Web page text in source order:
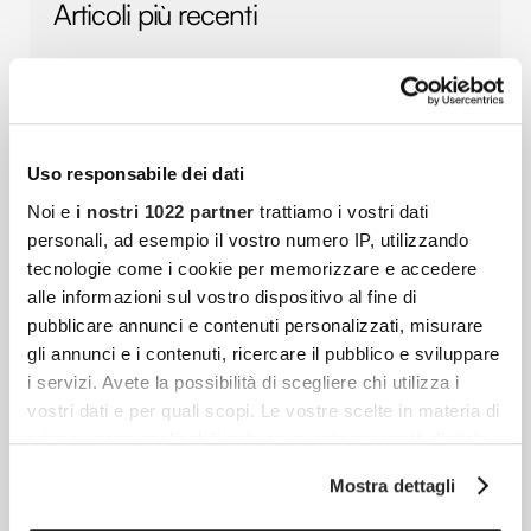
Uso responsabile dei dati
Noi e i nostri 1022 partner trattiamo i vostri dati
personali, ad esempio il vostro numero IP, utilizzando
tecnologie come i cookie per memorizzare e accedere
alle informazioni sul vostro dispositivo al fine di
pubblicare annunci e contenuti personalizzati, misurare
gli annunci e i contenuti, ricercare il pubblico e sviluppare
i servizi. Avete la possibilità di scegliere chi utilizza i
vostri dati e per quali scopi. Le vostre scelte in materia di
privacy sono applicabili solo su questa proprietà digitale
modificare o revocare il proprio consenso in qualsiasi
momento dalla Dichiarazione sui cookie o facendo clic
Mostra dettagli
Articoli più recenti
Stai Pensando Di Comprare Un Nuovo Tappeto?
di più, quello che ci ristora dalla stanchezza
dopo una dura giornata di lavoro. Sono
diversi
Come Addobbare Casa Per Natale: Idee E
Consigli
Il Natale porta con sé atmosfera, profumi e
per creare calore e vivere appieno lo spirito